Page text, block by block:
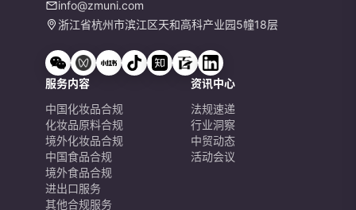
info@zmuni.com
浙江省杭州市滨江区天和高科产业园5幢18层
服务内容
中国化妆品合规
化妆品原料合规
境外化妆品合规
中国食品合规
境外食品合规
进出口服务
其他合规服务
资讯中心
法规速递
行业洞察
中贸动态
活动会议